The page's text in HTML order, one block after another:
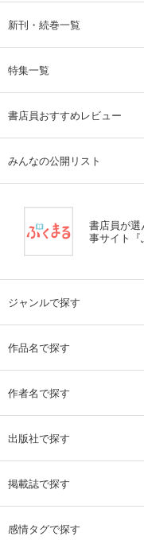
新刊・続巻一覧
特集一覧
書店員おすすめレビュー
みんなの公開リスト
書店員が
事サイト『
ジャンルで探す
作品名で探す
作者名で探す
出版社で探す
掲載誌で探す
感情タグで探す